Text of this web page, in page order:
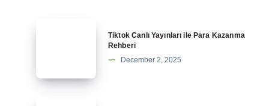
Para
Tiktok Canlı Yayınları ile Para Kazanma
Rehberi
December 2, 2025